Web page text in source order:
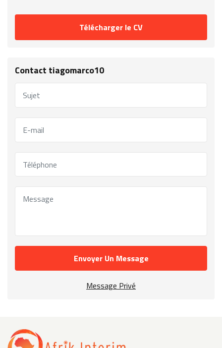
Télécharger le CV
Contact tiagomarco10
Envoyer Un Message
Message Privé